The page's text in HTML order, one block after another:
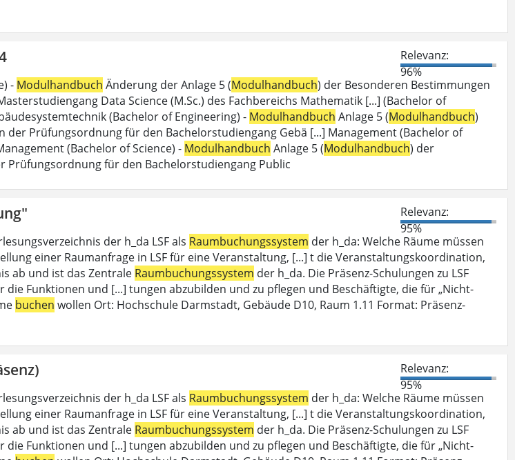
Relevanz:
96%
- Modulhandbuch Änderung der Anlage 5 (Modulhandbuch) der Besonderen Bestimmungen
Data Science (M.Sc.) des Fachbereichs Mathematik [...] (Bachelor of
(Bachelor of Engineering) - Modulhandbuch Anlage 5 (Modulhandbuch)
der Prüfungsordnung für den Bachelorstudiengang Gebä [...] Management (Bachelor of
(Bachelor of Science) - Modulhandbuch Anlage 5 (Modulhandbuch) der
Prüfungsordnung für den Bachelorstudiengang Public
Relevanz:
95%
der h_da LSF als Raumbuchungssystem der h_da: Welche Räume müssen
einer Raumanfrage in LSF für eine Veranstaltung, [...] t die Veranstaltungskoordination,
ab und ist das Zentrale Raumbuchungssystem der h_da. Die Präsenz-Schulungen zu LSF
Funktionen und [...] tungen abzubilden und zu pflegen und Beschäftigte, die für „Nicht-
buchen wollen Ort: Hochschule Darmstadt, Gebäude D10, Raum 1.11 Format: Präsenz-
Relevanz:
95%
der h_da LSF als Raumbuchungssystem der h_da: Welche Räume müssen
einer Raumanfrage in LSF für eine Veranstaltung, [...] t die Veranstaltungskoordination,
ab und ist das Zentrale Raumbuchungssystem der h_da. Die Präsenz-Schulungen zu LSF
Funktionen und [...] tungen abzubilden und zu pflegen und Beschäftigte, die für „Nicht-